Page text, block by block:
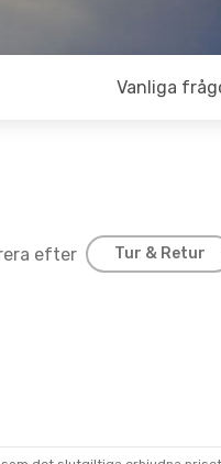
Vanliga
efter Tur & Retur